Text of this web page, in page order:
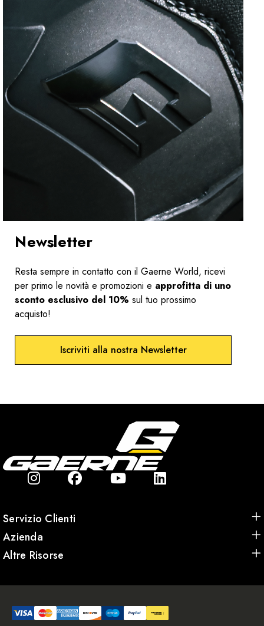
Newsletter
Resta sempre in contatto con il Gaerne World, ricevi
per primo le novità e promozioni e approfitta di uno
sconto esclusivo del 10% sul tuo prossimo
acquisto!
Iscriviti alla nostra Newsletter
Servizio Clienti
Azienda
Altre Risorse